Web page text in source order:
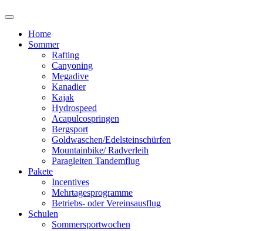
Toggle
search
field
Home
Sommer
Rafting
Canyoning
Megadive
Kanadier
Kajak
Hydrospeed
Acapulcospringen
Bergsport
Goldwaschen/Edelsteinschürfen
Mountainbike/ Radverleih
Paragleiten Tandemflug
Pakete
Incentives
Mehrtagesprogramme
Betriebs- oder Vereinsausflug
Schulen
Sommersportwochen